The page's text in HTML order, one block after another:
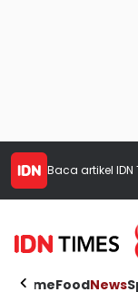
Baca artikel
HomeFoodNews